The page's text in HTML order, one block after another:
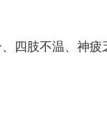
四肢不温、神疲